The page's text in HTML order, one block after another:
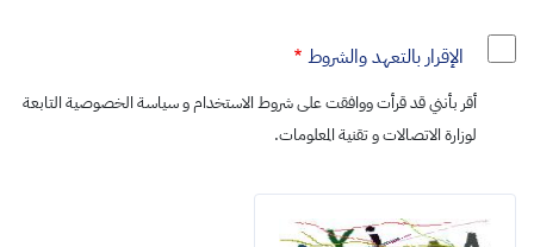
الإقرار بالتعهد والشروط
أقر بأنني قد قرأت ووافقت علىشروط الاستخداموسياسة الخصوصيةالتابعة
لوزارة الاتصالات و تقنية المعلومات.